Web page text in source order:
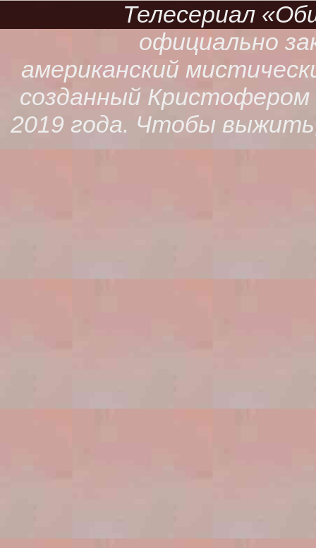
Телесериал
официально
американский
созданный
2019 года. Чтобы